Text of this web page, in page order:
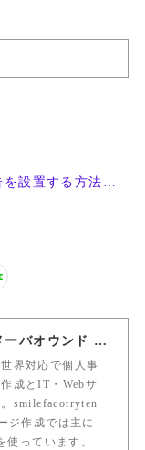
Ameba Ownd にGoogleアドセンス 広告を設置する方法・条件
札幌 AmebaOwnd アメーバオウンド 加藤敦志
界対応で個人事
成とIT・Webサ
smilefacotryten
ジ作成では主に
使っています。